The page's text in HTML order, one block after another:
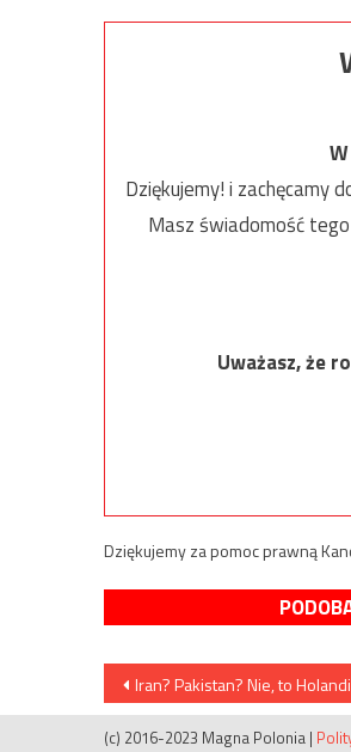
Dziękujemy! i zachęcamy
Masz świadomość
Uważasz, że
Dziękujemy za pomoc prawną
Nawigacja
wpisu
Iran? Pakistan? Nie, to
(c) 2016-2023 Magna Polonia |